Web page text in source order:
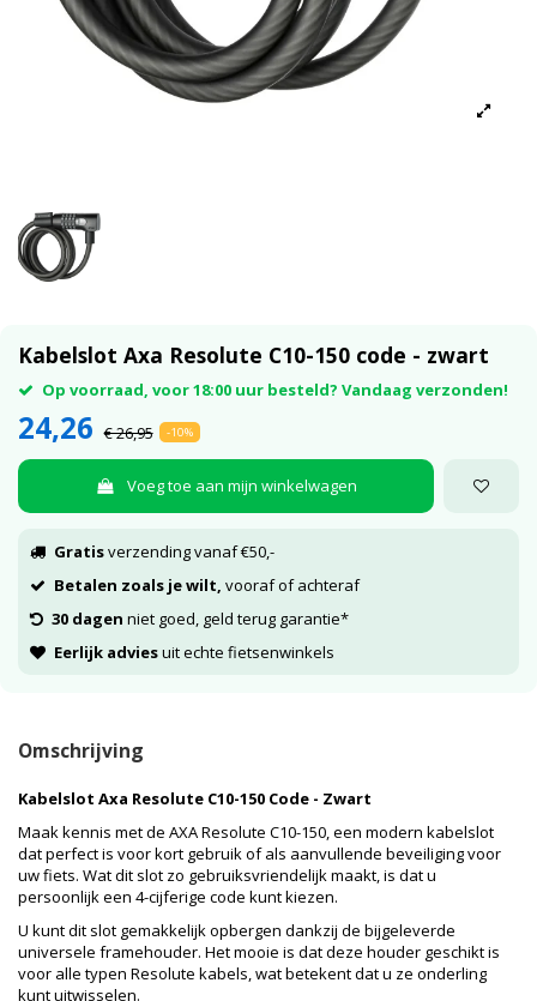
Kabelslot Axa Resolute C10-150 code - zwart
Op voorraad, voor 18:00 uur besteld? Vandaag verzonden!
24,26 € 26,95 -10%
Voeg toe aan mijn winkelwagen
Gratisverzending vanaf €50,-
Betalen zoals je wilt, vooraf of achteraf
30 dagen niet goed, geld terug garantie*
Eerlijk adviesuit echte fietsenwinkels
Omschrijving
Kabelslot Axa Resolute C10-150 Code - Zwart
Maak kennis met de AXA Resolute C10-150, een modern kabelslot
dat perfect is voor kort gebruik of als aanvullende beveiliging voor
uw fiets. Wat dit slot zo gebruiksvriendelijk maakt, is dat u
persoonlijk een 4-cijferige code kunt kiezen.
U kunt dit slot gemakkelijk opbergen dankzij de bijgeleverde
universele framehouder. Het mooie is dat deze houder geschikt is
voor alle typen Resolute kabels, wat betekent dat u ze onderling
kunt uitwisselen.